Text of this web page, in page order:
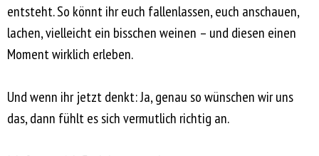
entsteht. So könnt ihr euch fallenlassen, euch anschauen,
lachen, vielleicht ein bisschen weinen – und diesen einen
Moment wirklich erleben.
Und wenn ihr jetzt denkt: Ja, genau so wünschen wir uns
das, dann fühlt es sich vermutlich richtig an.